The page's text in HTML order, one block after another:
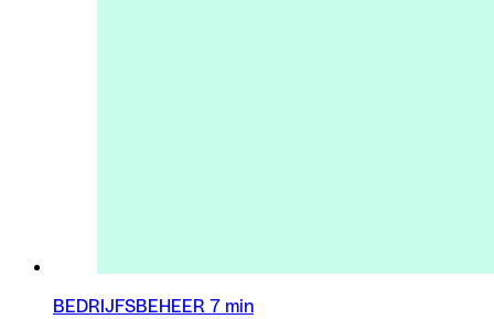
BEDRIJFSBEHEER 7 min